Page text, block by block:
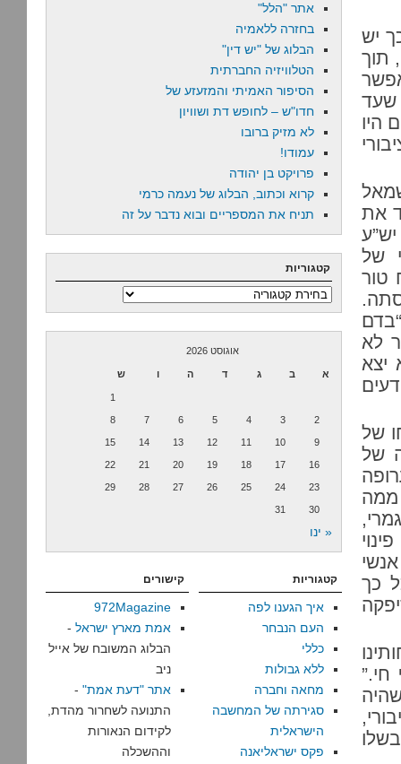
יש
תוך
שעד
היו
את
של
טור
לא
יצא
של
של
ממה
כך
חי.”
אתר "הלל"
בחזרה ללאמיה
הבלוג של "יש דין"
הטלוויזיה החברתית
הסיפור האמיתי והמזעזע של
חדו"ש – לחופש דת ושוויון
לא מזיק ברובו
עמודו!
פרויקט בן יהודה
קרוא וכתוב, הבלוג של נעמה כרמי
תניח את המספריים ובוא נדבר על זה
קטגוריות
קטגוריות
אוגוסט 2026
א ב ג ד ה ו ש
1
2
3
4
5
6
7
8
9
10
11
12
13
14
15
16
17
18
19
20
21
22
23
24
25
26
27
28
29
30
31
« ינו
קטגוריות
איך הגענו לפה
העם הנבחר
כללי
ללא גבולות
מחאה וחברה
סגירתה של המחשבה
הישראלית
פקס ישראליאנה
קישורים
972Magazine
אמת מארץ ישראל -
הבלוג המשובח של אייל
ניב
אתר "דעת אמת" -
התנועה לשחרור מהדת,
לקידום הנאורות
וההשכלה